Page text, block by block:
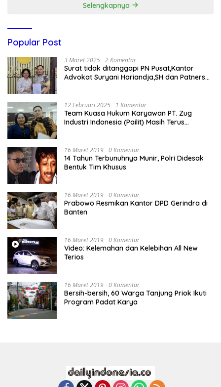
Selengkapnya
Popular Post
3 Maret 2025 2 Komentar
Surat tidak ditanggapi PN Pusat,Kantor
Advokat Suryani Hariandja,SH dan Patners
12 Februari 2025 1 Komentar
Team Kuasa Hukum Karyawan PT. Zug
Industri Indonesia (Pailit) Masih Terus
16 Maret 2019 0 Komentar
14 Tahun Terbunuhnya Munir, Polri Didesak
Bentuk Tim Khusus
16 Maret 2019 0 Komentar
Prabowo Resmikan Kantor DPD Gerindra di
Banten
16 Maret 2019 0 Komentar
Video: Kelemahan dan Kelebihan All New
Terios
16 Maret 2019 0 Komentar
Bersih-bersih, 60 Warga Tanjung Priok Ikuti
Program Padat Karya